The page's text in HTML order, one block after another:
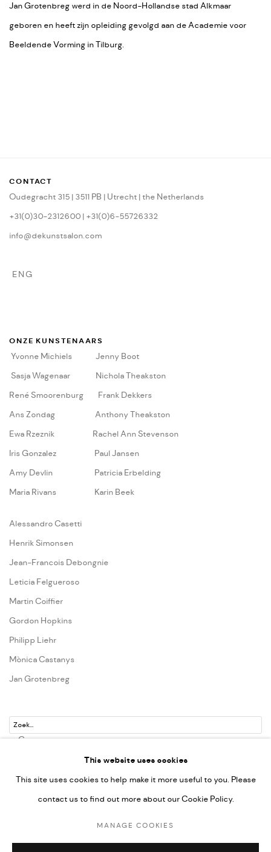
Jan Grotenbreg werd in de Noord-Hollandse stad Alkmaar
geboren en heeft zijn opleiding gevolgd aan de Academie voor
Beeldende Vorming in Tilburg.
CONTACT
Oudegracht 315 | 3511 PB | Utrecht | the Netherlands
+31(0)30-2312600 | +31(0)6-55726332
info@dekunstsalon.com
ENG
ONZE KUNSTENAARS
Yvonne Michiels
Jenny Boot
Sasja Wagenaar
Nichola Theakston
René Smoorenburg
Frank Dekkers
Ans Zondag
Anthony Theakston
Ewa Rzeznik
Rachel Ann Stevenson
Iris Gonzalez
Paul Jansen
Amy Devlin
Patricia Erbelding
Maria Rivans
Karin Beek
Alessandro Casetti
Henrik Simonsen
Jean-Francois Debongnie
Leticia Felgueroso
Martin Coiffier
Gordon Hopkins
Philipp Liehr
Mònica Castanys
Jan Grotenbreg
Go
This website uses cookies
This site uses cookies to help make it more useful to you. Please
contact us to find out more about our Cookie Policy.
MANAGE COOKIES